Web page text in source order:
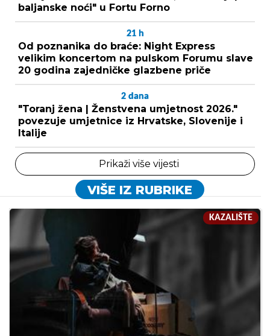
baljanske noći" u Fortu Forno
21 h
Od poznanika do braće: Night Express
velikim koncertom na pulskom Forumu slave
20 godina zajedničke glazbene priče
2 dana
"Toranj žena | Ženstvena umjetnost 2026."
povezuje umjetnice iz Hrvatske, Slovenije i
Italije
Prikaži više vijesti
VIŠE IZ RUBRIKE
KAZALIŠTE